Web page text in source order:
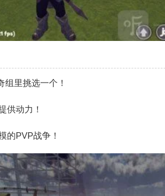
组里挑选一个！
供动力！
的PVP战争！